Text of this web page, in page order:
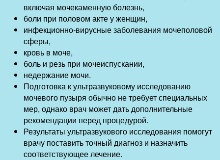
включая мочекаменную болезнь,
боли при половом акте у женщин,
инфекционно-вирусные заболевания мочеполовой
сферы,
кровь в моче,
боль и резь при мочеиспускании,
недержание мочи.
Подготовка к ультразвуковому исследованию
мочевого пузыря обычно не требует специальных
мер, однако врач может дать дополнительные
рекомендации перед процедурой.
Результаты ультразвукового исследования помогут
врачу поставить точный диагноз и назначить
соответствующее лечение.